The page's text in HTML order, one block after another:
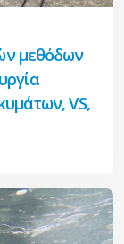
μεθόδων
VS,